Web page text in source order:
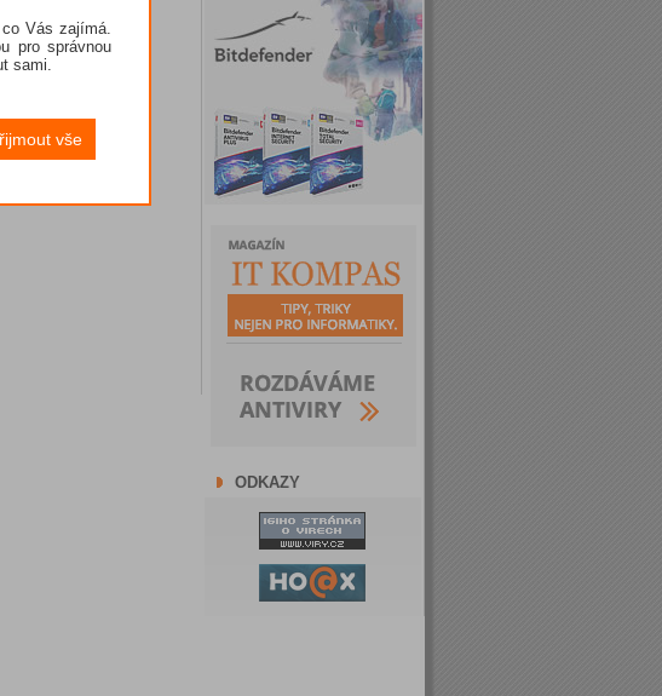
ODKAZY
Vás zajímá.
pro správnou
sami.
vše